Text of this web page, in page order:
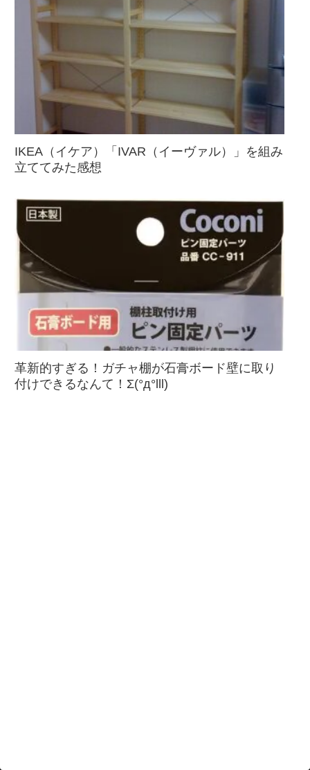
IKEA（イケア）「IVAR（イーヴァル）」を組み
立ててみた感想
革新的すぎる！ガチャ棚が石膏ボード壁に取り
付けできるなんて！Σ(°д°lll)